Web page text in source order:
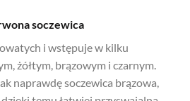
soczewica
i wstępuje w kilku
żółtym, brązowym i czarnym.
naprawdę soczewica brązowa,